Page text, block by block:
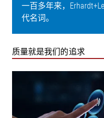
一百多年来，
代名词。
质量就是我们的追求